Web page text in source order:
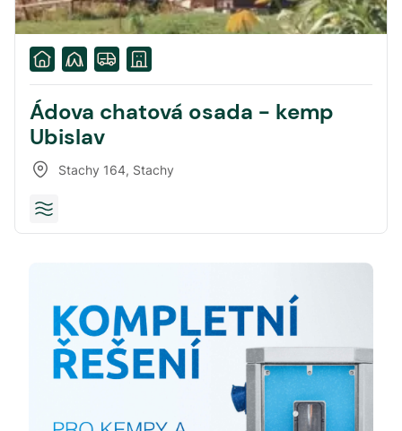
Ádova chatová osada - kemp
Ubislav
Stachy 164, Stachy